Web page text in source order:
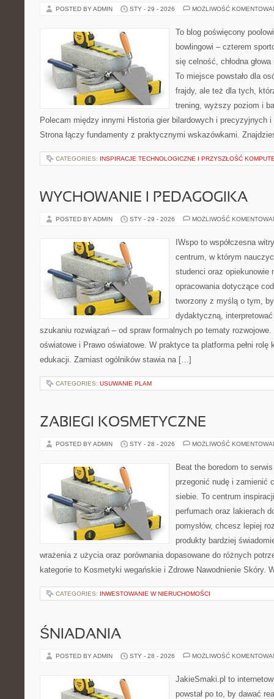
POSTED BY ADMIN STY - 29 - 2026 MOŻLIWOŚĆ
To blog poświęcony
bowlingowi – czterem
się celność, chłodna
To miejsce powstało dla
frajdy, ale też dla tych,
trening, wyższy poziom i
Polecam między innymi Historia gier bilardowych i precyzyjnych
Strona łączy fundamenty z praktycznymi wskazówkami.
CATEGORIES: INSPIRACJE TECHNOLOGICZNE I PRZYSZŁOŚĆ
WYCHOWANIE I PEDAGOGIKA
POSTED BY ADMIN STY - 29 - 2026 MOŻLIWOŚĆ
IWspo to współczesna
centrum, w którym
studenci oraz opiekunowie
opracowania dotyczące
tworzony z myślą o tym, by
dydaktyczną,
szukaniu rozwiązań – od spraw formalnych po tematy
oświatowe i Prawo oświatowe. W praktyce ta platforma pełni rolę
edukacji. Zamiast ogólników stawia na […]
CATEGORIES: USUWANIE PLAM
ZABIEGI KOSMETYCZNE
POSTED BY ADMIN STY - 28 - 2026 MOŻLIWOŚĆ
Beat the boredom to
przegonić nudę i zamienić
siebie. To centrum
perfumach oraz lakierach
pomysłów, chcesz lepiej
produkty bardziej
wrażenia z użycia oraz porównania dopasowane do różnych
kategorie to Kosmetyki wegańskie i Zdrowe Nawodnienie Skóry.
CATEGORIES: INWESTOWANIE W NIERUCHOMOŚCI
ŚNIADANIA
POSTED BY ADMIN STY - 28 - 2026 MOŻLIWOŚĆ
JakieSmaki.pl to
powstał po to, by dawać